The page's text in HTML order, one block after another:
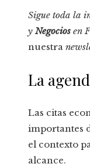
Sigue toda la
y Negocios en
nuestra
La
Las citas
importantes
el contexto
alcance.